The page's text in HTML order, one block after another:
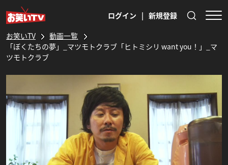
ログイン | 新規登録
お笑いTV
動画一覧
「ぼくたちの夢」_マツモトクラブ「ヒトミシリ want you！」_マ
ツモトクラブ